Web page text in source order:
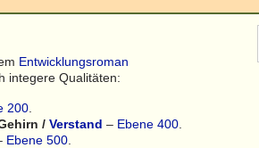
Entwicklungsroman
integere Qualitäten:
200
/Verstand – Ebene 400
Ebene 500